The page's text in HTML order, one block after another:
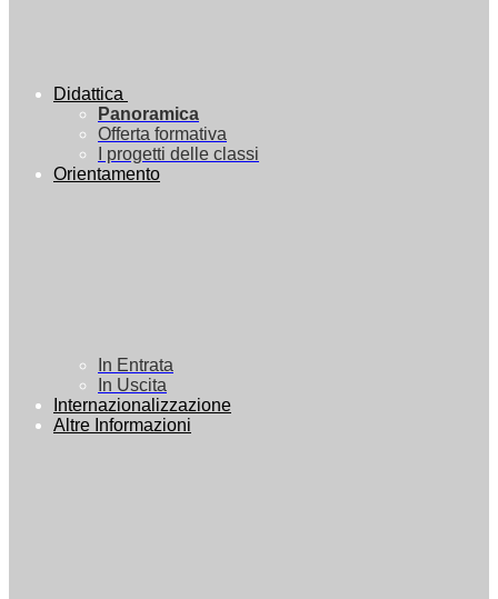
Didattica
Panoramica
Offerta formativa
I progetti delle classi
Orientamento
In Entrata
In Uscita
Internazionalizzazione
Altre Informazioni